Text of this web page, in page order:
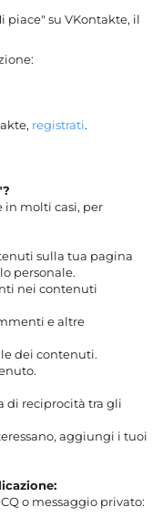
piace" su VKontakte, il
registrati.
in molti casi, per
sulla tua pagina
personale.
nei contenuti
e altre
dei contenuti.
di reciprocità tra gli
aggiungi i tuoi
o messaggio privato: